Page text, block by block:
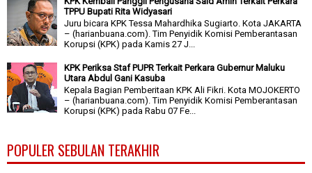
TPPU Bupati Rita Widyasari
Juru bicara KPK Tessa Mahardhika Sugiarto. Kota JAKARTA
– (harianbuana.com). Tim Penyidik Komisi Pemberantasan
Korupsi (KPK) pada Kamis 27 J...
KPK Periksa Staf PUPR Terkait Perkara Gubernur Maluku
Utara Abdul Gani Kasuba
Kepala Bagian Pemberitaan KPK Ali Fikri. Kota MOJOKERTO
– (harianbuana.com). Tim Penyidik Komisi Pemberantasan
Korupsi (KPK) pada Rabu 07 Fe...
POPULER SEBULAN TERAKHIR